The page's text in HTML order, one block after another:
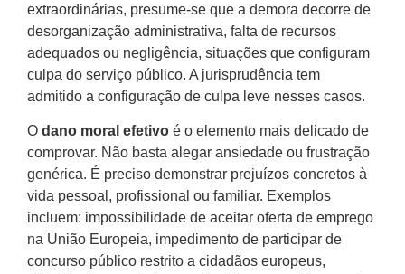
extraordinárias, presume-se que a demora decorre de
desorganização administrativa, falta de recursos
adequados ou negligência, situações que configuram
culpa do serviço público. A jurisprudência tem
admitido a configuração de culpa leve nesses casos.
O dano moral efetivo é o elemento mais delicado de
comprovar. Não basta alegar ansiedade ou frustração
genérica. É preciso demonstrar prejuízos concretos à
vida pessoal, profissional ou familiar. Exemplos
incluem: impossibilidade de aceitar oferta de emprego
na União Europeia, impedimento de participar de
concurso público restrito a cidadãos europeus,